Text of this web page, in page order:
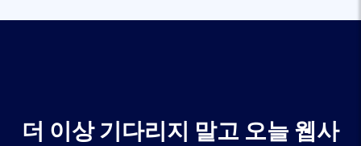
더 이상 기다리지 말고 오늘 웹사